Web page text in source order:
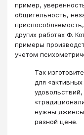
пример,
общительность,
других работах Ф.
примеры
учетом
Так
для
нужны джинсы
разной цене.